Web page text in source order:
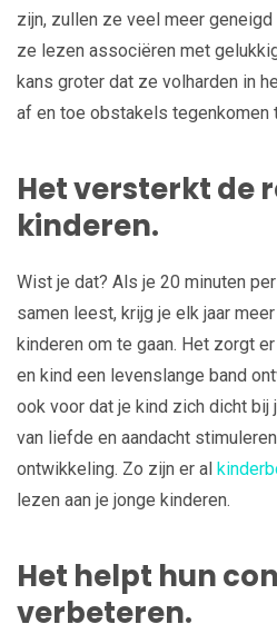
zijn, zullen ze veel meer
ze lezen associëren met
kans groter dat ze volharden in
af en toe obstakels tegenkomen
Het versterkt de
kinderen.
Wist je dat? Als je 20 minuten
samen leest, krijg je elk jaar
kinderen om te gaan. Het zorgt
en kind een levenslange band
ook voor dat je kind zich dicht bij
van liefde en aandacht
ontwikkeling. Zo zijn er al
lezen aan je jonge kinderen.
Het helpt hun
verbeteren.